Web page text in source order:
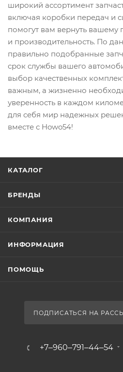
широкий ассортимент
включая коробки передач и
помогут вам вернуть
и производительность. По
правильно подобранные
срок службы вашего
выбор качественных
важным, а жизненно
уверенность в каждом
для себя мир надежных
вместе с Howo54!
КАТАЛОГ
БРЕНДЫ
КОМПАНИЯ
ИНФОРМАЦИЯ
ПОМОЩЬ
ПОДПИСАТЬСЯ НА
+7‒960‒791‒44‒54